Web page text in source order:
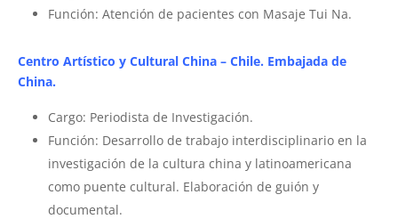
Función: Atención de pacientes con Masaje Tui Na.
Centro Artístico y Cultural China – Chile. Embajada de
China.
Cargo: Periodista de Investigación.
Función: Desarrollo de trabajo interdisciplinario en la
investigación de la cultura china y latinoamericana
como puente cultural. Elaboración de guión y
documental.